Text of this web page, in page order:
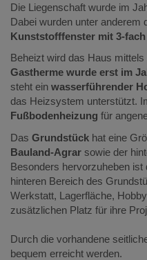
Die Liegenschaft wurde im
Dabei wurden unter anderem
Kunststofffenster mit 3-
Beheizt wird das Haus mittels
Gastherme wurde erst im
steht ein wasserführender
das Heizsystem unterstützt.
Fußbodenheizung für
Das Grundstück hat eine
Bauland-Agrar sowie der
Besonders hervorzuheben
hinteren Bereich des
Werkstatt, Lagerfläche,
zusätzlichen Platz für ihre
Durch die vorhandene
bequem erreicht werden.